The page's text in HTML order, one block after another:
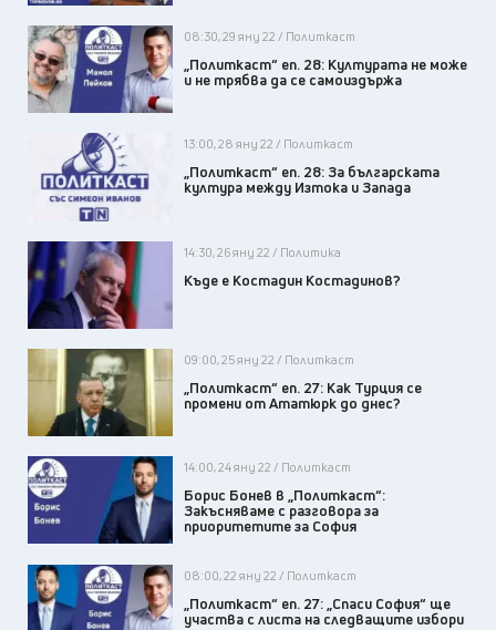
08:30, 29 яну 22 / Политкаст
„Политкаст“ еп. 28: Културата не може
и не трябва да се самоиздържа
13:00, 28 яну 22 / Политкаст
„Политкаст“ еп. 28: За българската
култура между Изтока и Запада
14:30, 26 яну 22 / Политика
Къде е Костадин Костадинов?
09:00, 25 яну 22 / Политкаст
„Политкаст“ еп. 27: Как Турция се
промени от Ататюрк до днес?
14:00, 24 яну 22 / Политкаст
Борис Бонев в „Политкаст“:
Закъсняваме с разговора за
приоритетите за София
08:00, 22 яну 22 / Политкаст
„Политкаст“ еп. 27: „Спаси София“ ще
участва с листа на следващите избори